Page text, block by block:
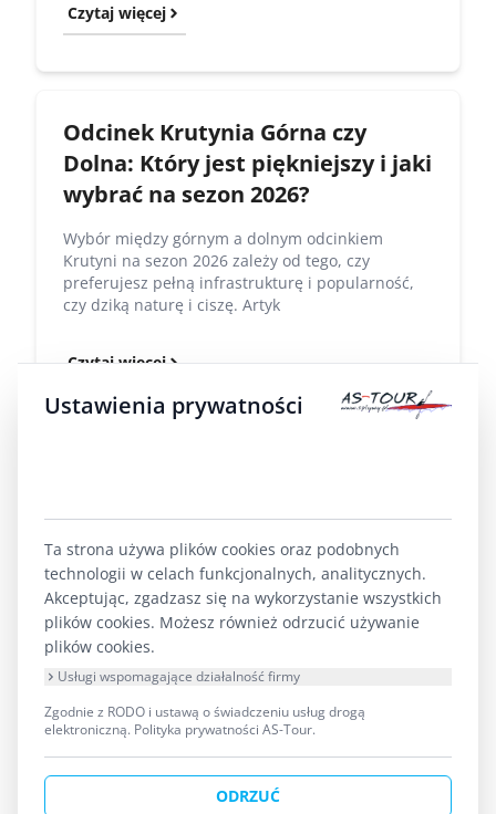
Czytaj więcej
Odcinek Krutynia Górna czy
Dolna: Który jest piękniejszy i jaki
wybrać na sezon 2026?
Wybór między górnym a dolnym odcinkiem
Krutyni na sezon 2026 zależy od tego, czy
preferujesz pełną infrastrukturę i popularność,
czy dziką naturę i ciszę. Artyk
Czytaj więcej
Kiedy szukać zimorodka i czapli
siwej? Trasy i mapa
Wybór odpowiedniej pory na spływ kajakowy
decyduje o sukcesie obserwacji ornitologicznych.
Poranki dają największe szanse na spotkanie
zimorodka i czapli siwej,
Czytaj więcej
Ustawienia prywatności
Ta strona używa plików cookies oraz podobnych
technologii w celach funkcjonalnych, analitycznych.
Akceptując, zgadzasz się na wykorzystanie wszystkich
plików cookies. Możesz również odrzucić używanie
plików cookies.
Usługi wspomagające działalność firmy
Zgodnie z RODO i ustawą o świadczeniu usług drogą
elektroniczną. Polityka prywatności AS-Tour.
ODRZUĆ